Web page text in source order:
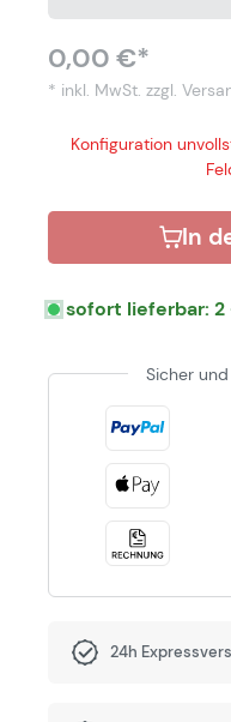
0,00 €*
* inkl. MwSt. zzgl.
Konfiguration
In
sofort lieferbar: 2
Sicher
24h